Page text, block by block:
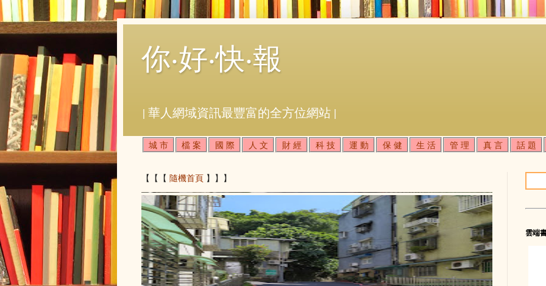
你‧好‧快‧報
| 華人網域資訊最豐富的全方位網站 |
城 市 檔 案 國 際 人 文 財 經 科 技 運 動 保 健 生 活 管 理 真 言 話 題
【【【 隨機首頁 】】】
雲端